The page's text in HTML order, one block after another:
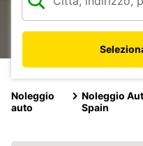
Noleggio
auto
Noleggio
Spain